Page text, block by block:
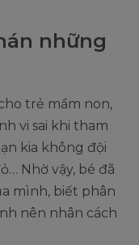
những
trẻ mầm non,
vi sai khi tham
kia không đội
Nhờ vậy, bé đã
mình, biết phân
nên nhân cách